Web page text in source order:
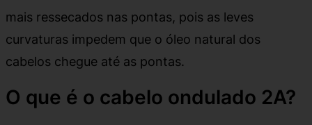
mais ressecados nas pontas, pois as leves
curvaturas impedem que o óleo natural dos
cabelos chegue até as pontas.
O que é o cabelo ondulado 2A?